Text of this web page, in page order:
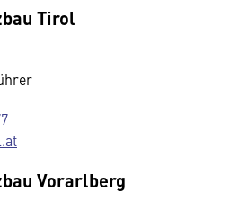
Tirol
Vorarlberg